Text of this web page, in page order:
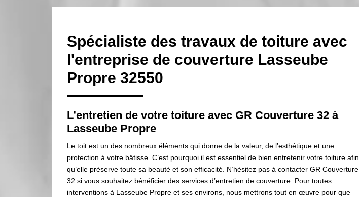
Spécialiste des travaux de toiture avec
l'entreprise de couverture Lasseube
Propre 32550
L’entretien de votre toiture avec GR Couverture 32 à
Lasseube Propre
Le toit est un des nombreux éléments qui donne de la valeur, de l’esthétique et une
protection à votre bâtisse. C’est pourquoi il est essentiel de bien entretenir votre toiture afin
qu’elle préserve toute sa beauté et son efficacité. N’hésitez pas à contacter GR Couverture
32 si vous souhaitez bénéficier des services d’entretien de couverture. Pour toutes
interventions à Lasseube Propre et ses environs, nous mettrons tout en œuvre pour que